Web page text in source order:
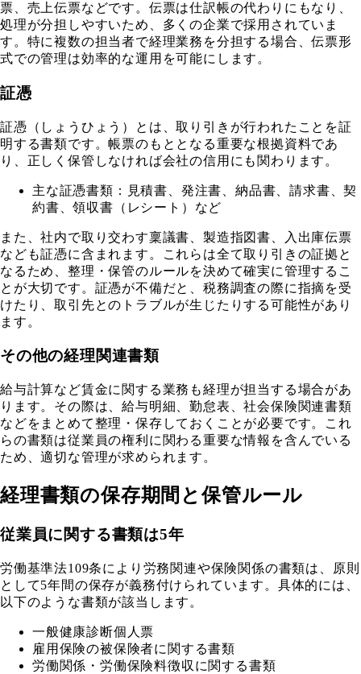
票、売上伝票などです。伝票は仕訳帳の代わりにもなり、
処理が分担しやすいため、多くの企業で採用されていま
す。特に複数の担当者で経理業務を分担する場合、伝票形
式での管理は効率的な運用を可能にします。
証憑
証憑（しょうひょう）とは、取り引きが行われたことを証
明する書類です。帳票のもととなる重要な根拠資料であ
り、正しく保管しなければ会社の信用にも関わります。
主な証憑書類：見積書、発注書、納品書、請求書、契
約書、領収書（レシート）など
また、社内で取り交わす稟議書、製造指図書、入出庫伝票
なども証憑に含まれます。これらは全て取り引きの証拠と
なるため、整理・保管のルールを決めて確実に管理するこ
とが大切です。証憑が不備だと、税務調査の際に指摘を受
けたり、取引先とのトラブルが生じたりする可能性があり
ます。
その他の経理関連書類
給与計算など賃金に関する業務も経理が担当する場合があ
ります。その際は、給与明細、勤怠表、社会保険関連書類
などをまとめて整理・保存しておくことが必要です。これ
らの書類は従業員の権利に関わる重要な情報を含んでいる
ため、適切な管理が求められます。
経理書類の保存期間と保管ルール
従業員に関する書類は5年
労働基準法109条により労務関連や保険関係の書類は、原則
として5年間の保存が義務付けられています。具体的には、
以下のような書類が該当します。
一般健康診断個人票
雇用保険の被保険者に関する書類
労働関係・労働保険料徴収に関する書類